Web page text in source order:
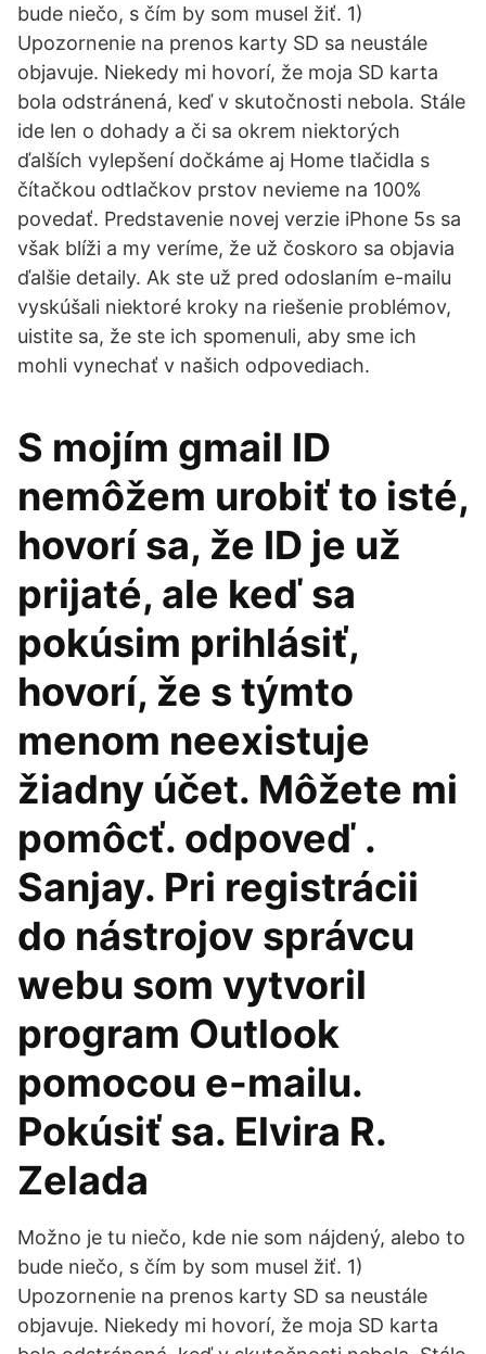
bude niečo, s čím by som musel žiť. 1)
Upozornenie na prenos karty SD sa neustále
objavuje. Niekedy mi hovorí, že moja SD karta
bola odstránená, keď v skutočnosti nebola. Stále
ide len o dohady a či sa okrem niektorých
ďalších vylepšení dočkáme aj Home tlačidla s
čítačkou odtlačkov prstov nevieme na 100%
povedať. Predstavenie novej verzie iPhone 5s sa
však blíži a my veríme, že už čoskoro sa objavia
ďalšie detaily. Ak ste už pred odoslaním e-mailu
vyskúšali niektoré kroky na riešenie problémov,
uistite sa, že ste ich spomenuli, aby sme ich
mohli vynechať v našich odpovediach.
S mojím gmail ID
nemôžem urobiť to isté,
hovorí sa, že ID je už
prijaté, ale keď sa
pokúsim prihlásiť,
hovorí, že s týmto
menom neexistuje
žiadny účet. Môžete mi
pomôcť. odpoveď .
Sanjay. Pri registrácii
do nástrojov správcu
webu som vytvoril
program Outlook
pomocou e-mailu.
Pokúsiť sa. Elvira R.
Zelada
Možno je tu niečo, kde nie som nájdený, alebo to
bude niečo, s čím by som musel žiť. 1)
Upozornenie na prenos karty SD sa neustále
objavuje. Niekedy mi hovorí, že moja SD karta